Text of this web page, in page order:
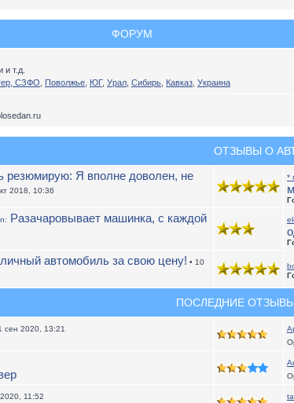
ФОРУМ
и т.д.
СЗФО Поволжье ЮГ, Урал Сибирь Кавказ Украина
ОТЗЫВЫ О
резюмирую: Я вполне доволен, не
2018, 10:36
*
Разачаровывает машинка, с каждой
автомобиль за свою цену! • 10
ПОСЛЕДНИЕ
сен 2020, 13:21
11:52